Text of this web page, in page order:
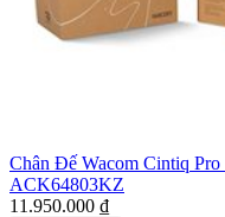
Chân Đế Wacom Cintiq
ACK64803KZ
11.950.000 ₫